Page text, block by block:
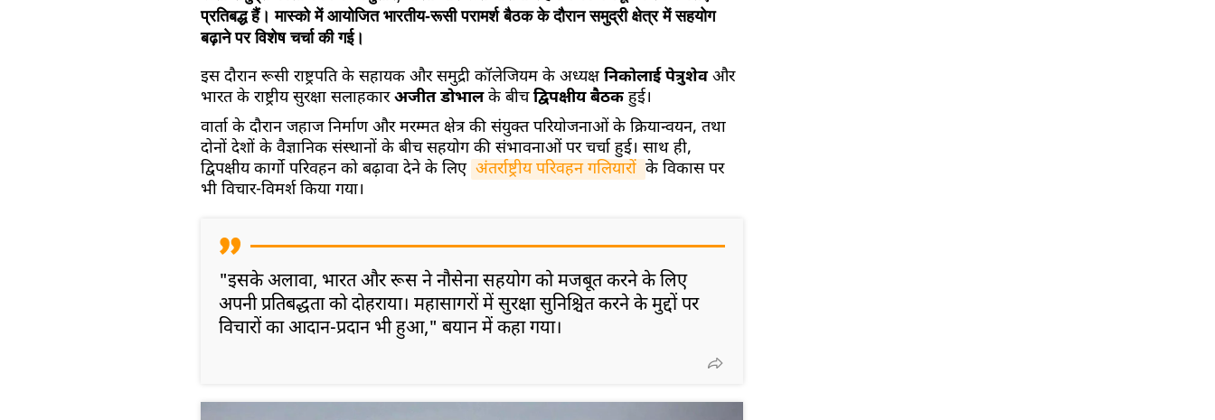
प्रतिबद्ध हैं। मास्को में आयोजित भारतीय-रूसी परामर्श बैठक के दौरान समुद्री क्षेत्र में सहयोग
बढ़ाने पर विशेष चर्चा की गई।
इस दौरान रूसी राष्ट्रपति के सहायक और समुद्री कॉलेजियम के अध्यक्ष निकोलाई पेत्रुशेवऔर
भारत के राष्ट्रीय सुरक्षा सलाहकारअजीत डोभालके बीचद्विपक्षीय बैठक हुई।
वार्ता के दौरान जहाज निर्माण और मरम्मत क्षेत्र की संयुक्त परियोजनाओं के क्रियान्वयन, तथा
दोनों देशों के वैज्ञानिक संस्थानों के बीच सहयोग की संभावनाओं पर चर्चा हुई। साथ ही,
द्विपक्षीय कार्गो परिवहन को बढ़ावा देने के लिए अंतर्राष्ट्रीय परिवहन गलियारों के विकास पर
भी विचार-विमर्श किया गया।
"इसके अलावा, भारत और रूस ने नौसेना सहयोग को मजबूत करने के लिए
अपनी प्रतिबद्धता को दोहराया। महासागरों में सुरक्षा सुनिश्चित करने के मुद्दों पर
विचारों का आदान-प्रदान भी हुआ," बयान में कहा गया।